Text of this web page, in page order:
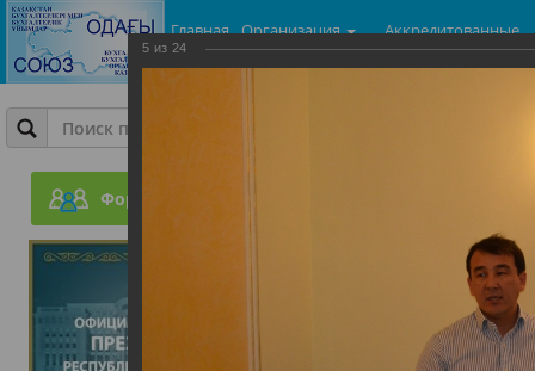
Главная Организация
Аккредитованные
центры
Форум
5 из 24